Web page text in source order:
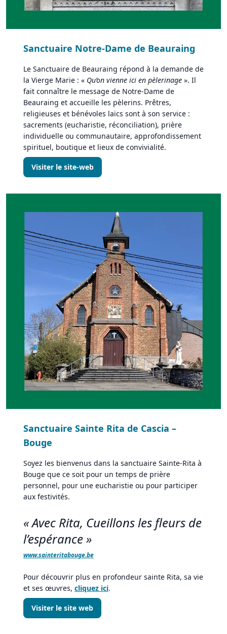
Sanctuaire Notre-Dame de Beauraing
Le Sanctuaire de Beauraing répond à la demande de
la Vierge Marie : « Qu’on vienne ici en pèlerinage». Il
fait connaître le message de Notre-Dame de
Beauraing et accueille les pèlerins. Prêtres,
religieuses et bénévoles laïcs sont à son service :
sacrements (eucharistie, réconciliation), prière
individuelle ou communautaire, approfondissement
spirituel, boutique et lieux de convivialité.
Visiter le site-web
Sanctuaire Sainte Rita de Cascia –
Bouge
Soyez les bienvenus dans la sanctuaire Sainte-Rita à
Bouge que ce soit pour un temps de prière
personnel, pour une eucharistie ou pour participer
aux festivités.
« Avec Rita, Cueillons les fleurs de
l’espérance »
www.sainteritabouge.be
Pour découvrir plus en profondeur sainte Rita, sa vie
et ses œuvres, cliquez ici.
Visiter le site web